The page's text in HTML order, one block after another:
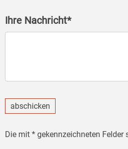
Ihre Nachricht*
abschicken
Die mit * gekennzeichneten Felder